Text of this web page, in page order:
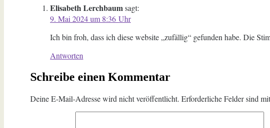
Elisabeth Lerchbaumsagt:
9. Mai 2024 um 8:36 Uhr
Ich bin froh, dass ich diese website „zufällig“ gefunden habe. Die
Antworten
Schreibe einen Kommentar
Deine E-Mail-Adresse wird nicht veröffentlicht. Erforderliche Felder sind